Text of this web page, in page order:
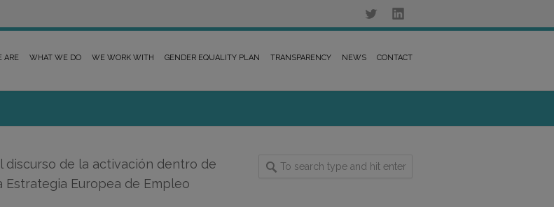
ARE WHAT WE DO WE WORK WITH GENDER EQUALITY PLAN TRANSPARENCY NEWS CONTACT
discurso de la activación dentro de
Estrategia Europea de Empleo